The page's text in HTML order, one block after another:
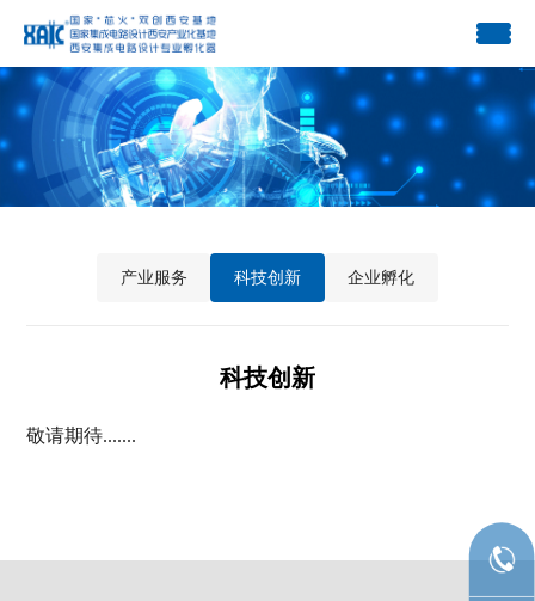
产业服务 科技创新 企业孵化
科技创新
敬请期待.......